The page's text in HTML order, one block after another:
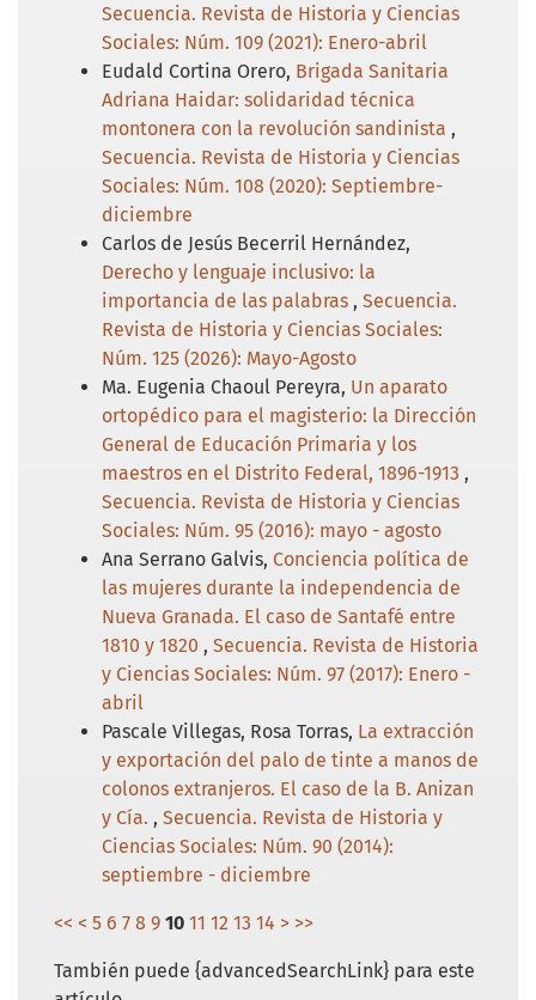
Secuencia. Revista de Historia y Ciencias
Sociales: Núm. 109 (2021): Enero-abril
Eudald Cortina Orero, Brigada Sanitaria
Adriana Haidar: solidaridad técnica
montonera con la revolución sandinista ,
Secuencia. Revista de Historia y Ciencias
Sociales: Núm. 108 (2020): Septiembre-
diciembre
Carlos de Jesús Becerril Hernández,
Derecho y lenguaje inclusivo: la
importancia de las palabras , Secuencia.
Revista de Historia y Ciencias Sociales:
Núm. 125 (2026): Mayo-Agosto
Ma. Eugenia Chaoul Pereyra, Un aparato
ortopédico para el magisterio: la Dirección
General de Educación Primaria y los
maestros en el Distrito Federal, 1896-1913 ,
Secuencia. Revista de Historia y Ciencias
Sociales: Núm. 95 (2016): mayo - agosto
Ana Serrano Galvis, Conciencia política de
las mujeres durante la independencia de
Nueva Granada. El caso de Santafé entre
1810 y 1820 , Secuencia. Revista de Historia
y Ciencias Sociales: Núm. 97 (2017): Enero -
abril
Pascale Villegas, Rosa Torras, La extracción
y exportación del palo de tinte a manos de
colonos extranjeros. El caso de la B. Anizan
y Cía. , Secuencia. Revista de Historia y
Ciencias Sociales: Núm. 90 (2014):
septiembre - diciembre
<< < 5 6 7 8 9 10 11 12 13 14 > >>
También puede {advancedSearchLink} para este